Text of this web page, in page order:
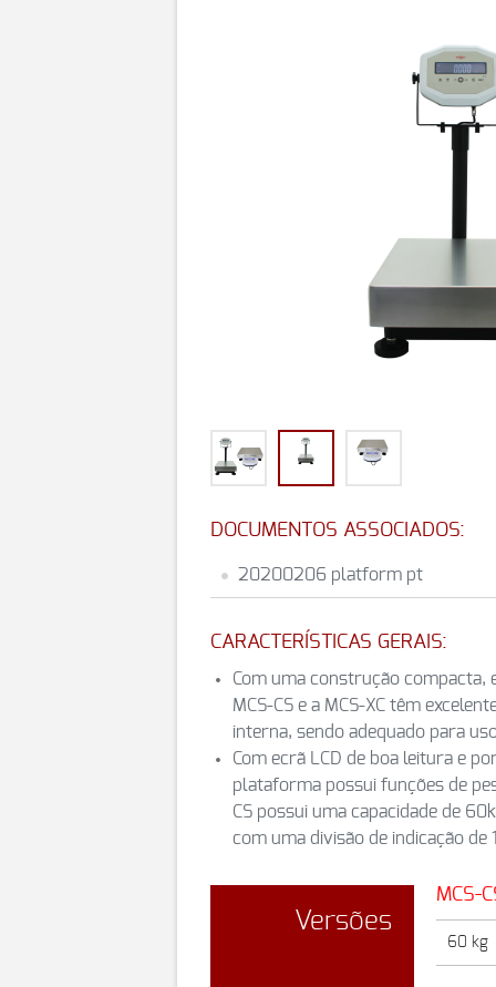
DOCUMENTOS ASSOCIADOS:
20200206 platform pt
CARACTERÍSTICAS GERAIS:
Com uma construção compacta,
MCS-CS e a MCS-XC têm
interna, sendo adequado para
Com ecrã LCD de boa leitura e
plataforma possui funções de
CS possui uma capacidade de
com uma divisão de indicação de
Versões
MCS-
60 kg